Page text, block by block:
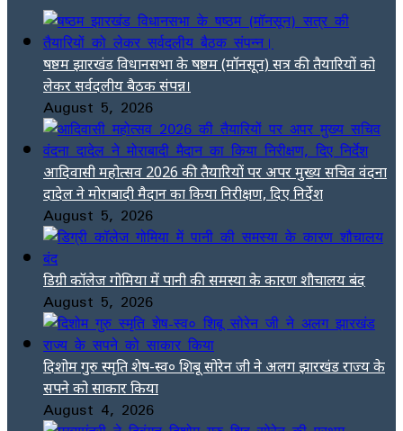
षष्ठम झारखंड विधानसभा के षष्ठम (मॉनसून) सत्र की तैयारियों को
लेकर सर्वदलीय बैठक संपन्न।
August 5, 2026
आदिवासी महोत्सव 2026 की तैयारियों पर अपर मुख्य सचिव वंदना
दादेल ने मोराबादी मैदान का किया निरीक्षण, दिए निर्देश
August 5, 2026
डिग्री कॉलेज गोमिया में पानी की समस्या के कारण शौचालय बंद
August 5, 2026
दिशोम गुरु स्मृति शेष-स्व० शिबू सोरेन जी ने अलग झारखंड राज्य के
सपने को साकार किया
August 4, 2026